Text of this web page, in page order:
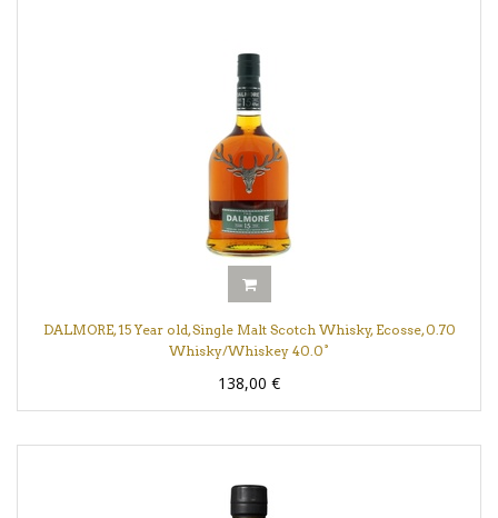
DALMORE, 15 Year old, Single Malt Scotch Whisky, Ecosse, 0.70
Whisky/Whiskey 40.0°
138,00 €